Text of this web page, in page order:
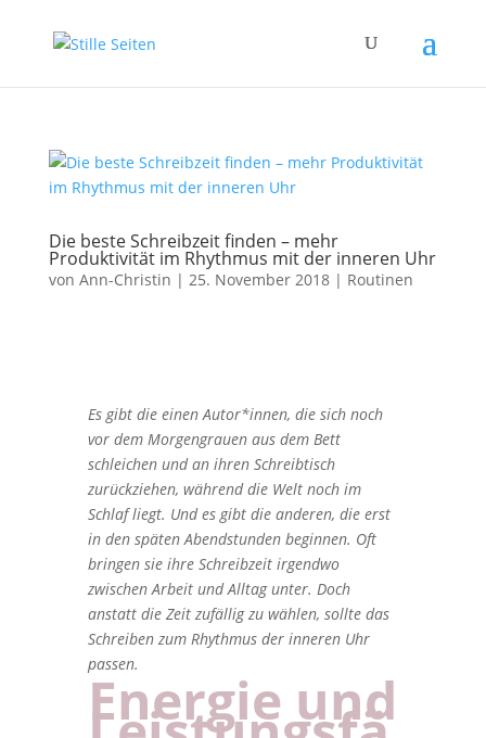
Die beste Schreibzeit finden – mehr
Produktivität im Rhythmus mit der inneren Uhr
von Ann-Christin | 25. November 2018| Routinen
Es gibt die einen Autor*innen, die sich noch
vor dem Morgengrauen aus dem Bett
schleichen und an ihren Schreibtisch
zurückziehen, während die Welt noch im
Schlaf liegt. Und es gibt die anderen, die erst
in den späten Abendstunden beginnen. Oft
bringen sie ihre Schreibzeit irgendwo
zwischen Arbeit und Alltag unter. Doch
anstatt die Zeit zufällig zu wählen, sollte das
Schreiben zum Rhythmus der inneren Uhr
passen.
Energie und